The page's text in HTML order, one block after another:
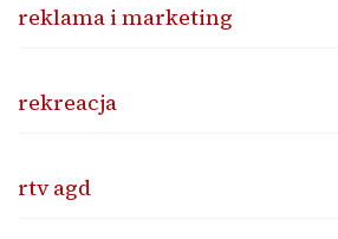
reklama i marketing
rekreacja
rtv agd